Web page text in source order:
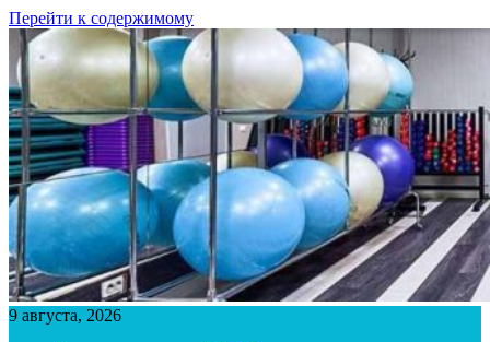
Перейти к содержимому
9 августа, 2026